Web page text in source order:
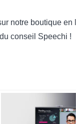
notre boutique en
conseil Speechi !